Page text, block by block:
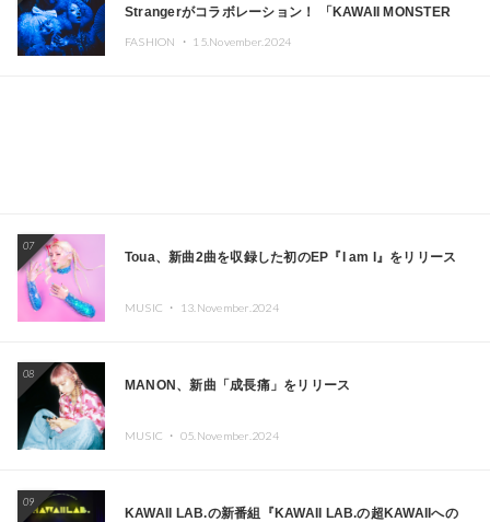
Strangerがコラボレーション！ 「KAWAII MONSTER
FASHION ・ 15.November.2024
07
Toua、新曲2曲を収録した初のEP『I am I』をリリース
MUSIC ・ 13.November.2024
08
MANON、新曲「成長痛」をリリース
MUSIC ・ 05.November.2024
09
KAWAII LAB.の新番組『KAWAII LAB.の超KAWAIIへの